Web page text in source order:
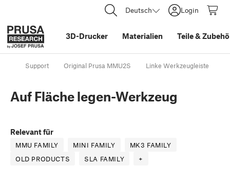
Deutsch Login
3D-Drucker Materialien Teile&
Support Original Prusa MMU2S Linke Werkzeugleiste
Auf Fläche legen-Werkzeug
Relevant für
MMU FAMILY MINI FAMILY
MK3 FAMILY
OLD PRODUCTS
SLA FAMILY +